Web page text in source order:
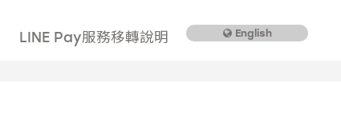
LINE Pay服務移轉說明 English